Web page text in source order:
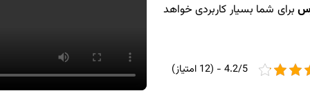
برای شما بسیار کاربردی خواهد
4.2/5 - (12 امتیاز)